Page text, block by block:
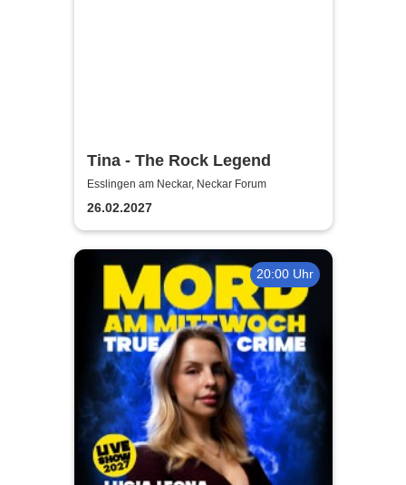
Tina - The Rock Legend
Esslingen am Neckar, Neckar Forum
26.02.2027
20:00 Uhr